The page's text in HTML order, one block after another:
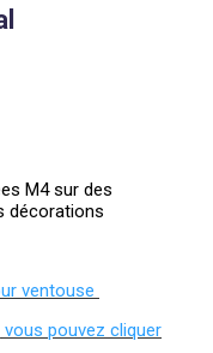
M4 sur des
décorations
ventouse
pouvez cliquer